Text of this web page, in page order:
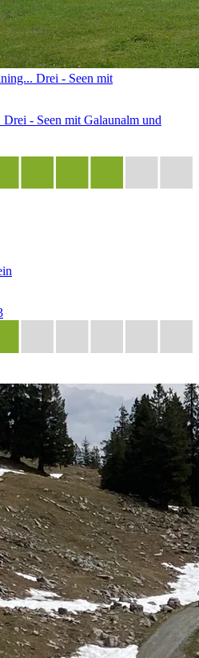
Drei - Seen mit
- Seen mit Galaunalm und